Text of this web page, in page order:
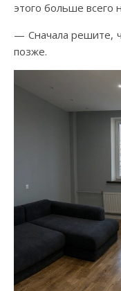
этого больше всего
— Сначала решите,
позже.